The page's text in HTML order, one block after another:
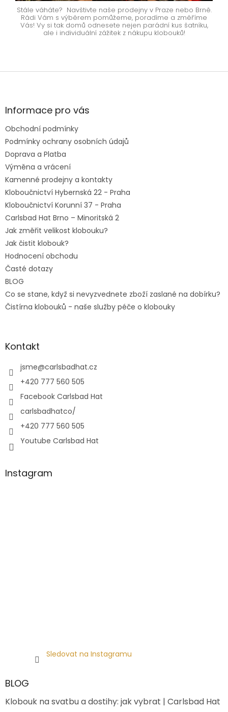
Stále váháte? Navštivte naše prodejny v Praze nebo Brně.
Rádi Vám s výběrem pomůžeme, poradíme a změříme
Vás! Vy si tak domů odnesete nejen parádní kus šatníku,
ale i individuální zážitek z nákupu klobouků!
Z
aInformace pro vás
Obchodní podmínky
Podmínky ochrany osobních údajů
Doprava a Platba
Výměna a vrácení
Kamenné prodejny a kontakty
Kloboučnictví Hybernská 22 - Praha
Kloboučnictví Korunní 37 - Praha
Carlsbad Hat Brno – Minoritská 2
Jak změřit velikost klobouku?
Jak čistit klobouk?
Hodnocení obchodu
Časté dotazy
BLOG
Co se stane, když si nevyzvednete zboží zaslané na dobírku?
Čistírna klobouků - naše služby péče o klobouky
Kontakt
jsme@carlsbadhat.cz
+420 777 560 505
Facebook Carlsbad Hat
carlsbadhatco/
+420 777 560 505
Youtube Carlsbad Hat
Instagram
Sledovat na Instagramu
BLOG
Klobouk na svatbu a dostihy: jak vybrat | Carlsbad Hat